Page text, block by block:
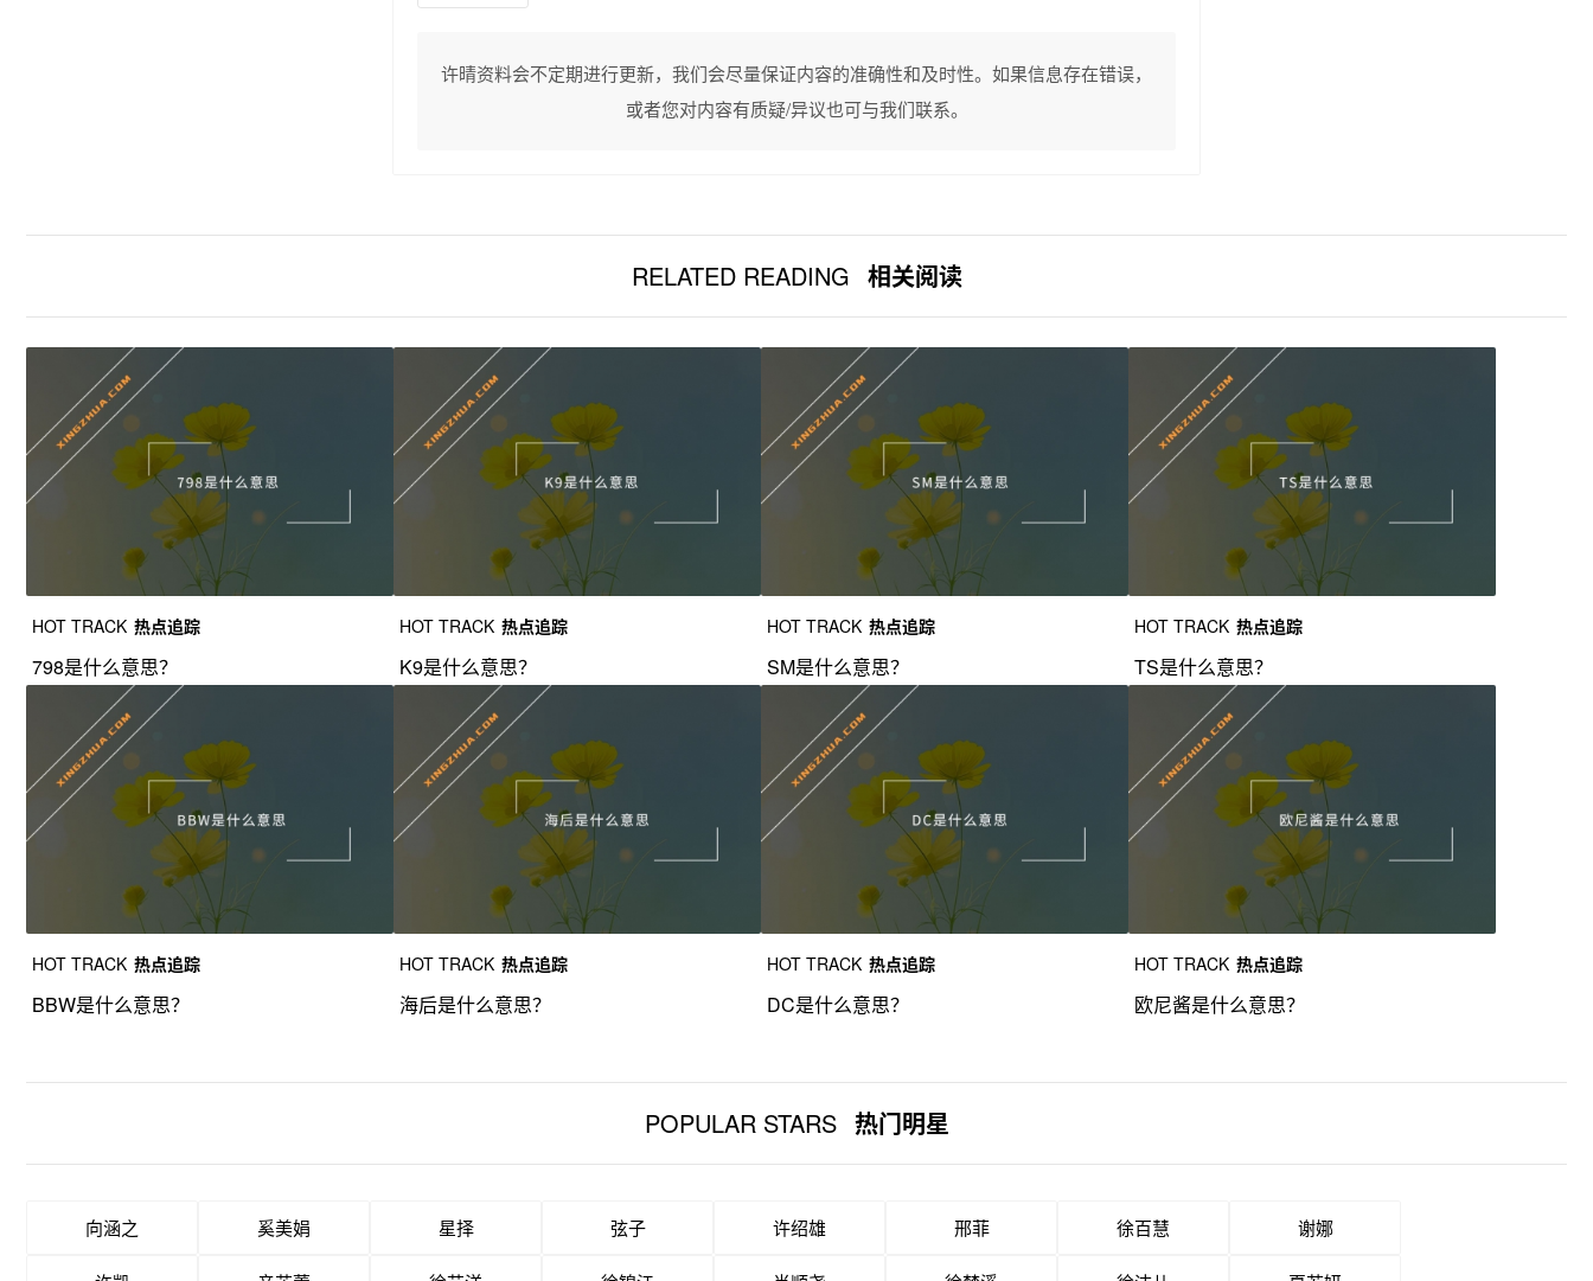
许晴资料会不定期进行更新，我们会尽量保证内容的准确性和及时性。如果信息存在错误，
或者您对内容有质疑/异议也可与我们联系。
RELATED READING 相关阅读
HOT TRACK 热点追踪
798是什么意思？
HOT TRACK 热点追踪
K9是什么意思？
HOT TRACK 热点追踪
SM是什么意思？
HOT TRACK 热点追踪
TS是什么意思？
HOT TRACK 热点追踪
BBW是什么意思？
HOT TRACK 热点追踪
海后是什么意思？
HOT TRACK 热点追踪
DC是什么意思？
HOT TRACK 热点追踪
欧尼酱是什么意思？
POPULAR STARS 热门明星
向涵之 奚美娟 星择 弦子 许绍雄 邢菲 徐百慧 谢娜